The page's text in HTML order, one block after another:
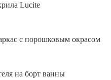
Lucite
с порошковым окрасом
на борт ванны